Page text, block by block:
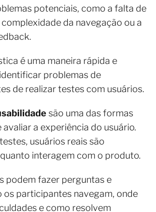
potenciais, como a falta de
da navegação ou a
é uma maneira rápida e
problemas de
de realizar testes com usuários.
são uma das formas
avaliar a experiência do usuário.
usuários reais são
interagem com o produto.
podem fazer perguntas e
os participantes navegam, onde
e como resolvem